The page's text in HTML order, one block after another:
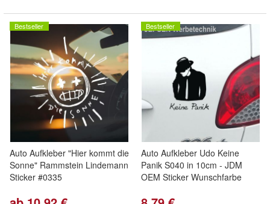
Bestseller
Auto Aufkleber "Hier kommt die
Sonne" Rammstein Lindemann
Sticker #0335
Bestseller
Auto Aufkleber Udo Keine
Panik S040 in 10cm - JDM
OEM Sticker Wunschfarbe